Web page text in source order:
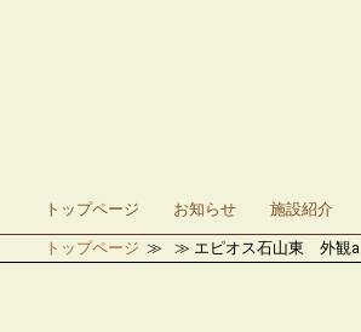
トップページ お知らせ 施設紹介
トップページ エピオス石山東 外観a